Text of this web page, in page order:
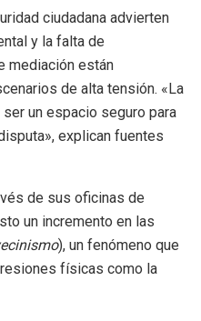
ciudadana advierten
y la falta de
mediación están
de alta tensión. «La
un espacio seguro para
explican fuentes
de sus oficinas de
un incremento en las
), un fenómeno que
físicas como la